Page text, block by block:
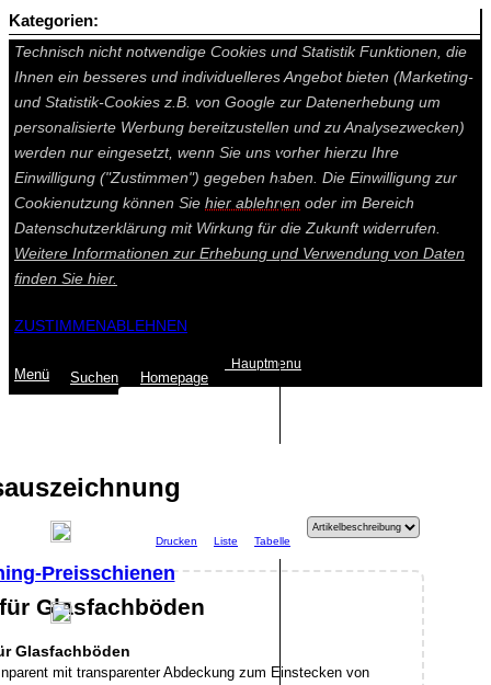
Auf dieser Seite werden technisch notwendige Cookies gesetzt.
Technisch nicht notwendige Cookies und Statistik Funktionen, die
Ihnen ein besseres und individuelleres Angebot bieten (Marketing-
und Statistik-Cookies z.B. von Google zur Datenerhebung um
personalisierte Werbung bereitzustellen und zu Analysezwecken)
werden nur eingesetzt, wenn Sie uns vorher hierzu Ihre
Einwilligung ("Zustimmen") gegeben haben. Die Einwilligung zur
Cookienutzung können Sie hier ablehnen oder im Bereich
Datenschutzerklärung mit Wirkung für die Zukunft widerrufen.
Weitere Informationen zur Erhebung und Verwendung von Daten
finden Sie hier.
ZUSTIMMENABLEHNEN
Menü Suchen Homepage
Hauptmenu
Preisschienen
Glasfachböden
Drucken Liste Tabelle
Glasfachböden
mit transparenter Abdeckung zum Einstecken von
Kategorien: